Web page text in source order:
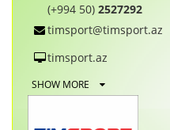
(+994 50) 2527292
timsport@timsport.az
timsport.az
SHOW MORE